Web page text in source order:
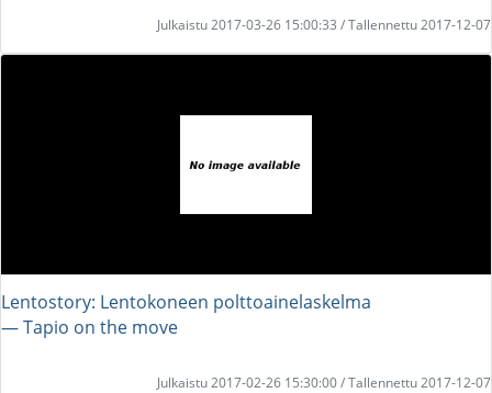
Julkaistu 2017-03-26 15:00:33 / Tallennettu 2017-12-07
Lentostory: Lentokoneen polttoainelaskelma
― Tapio on the move
Julkaistu 2017-02-26 15:30:00 / Tallennettu 2017-12-07